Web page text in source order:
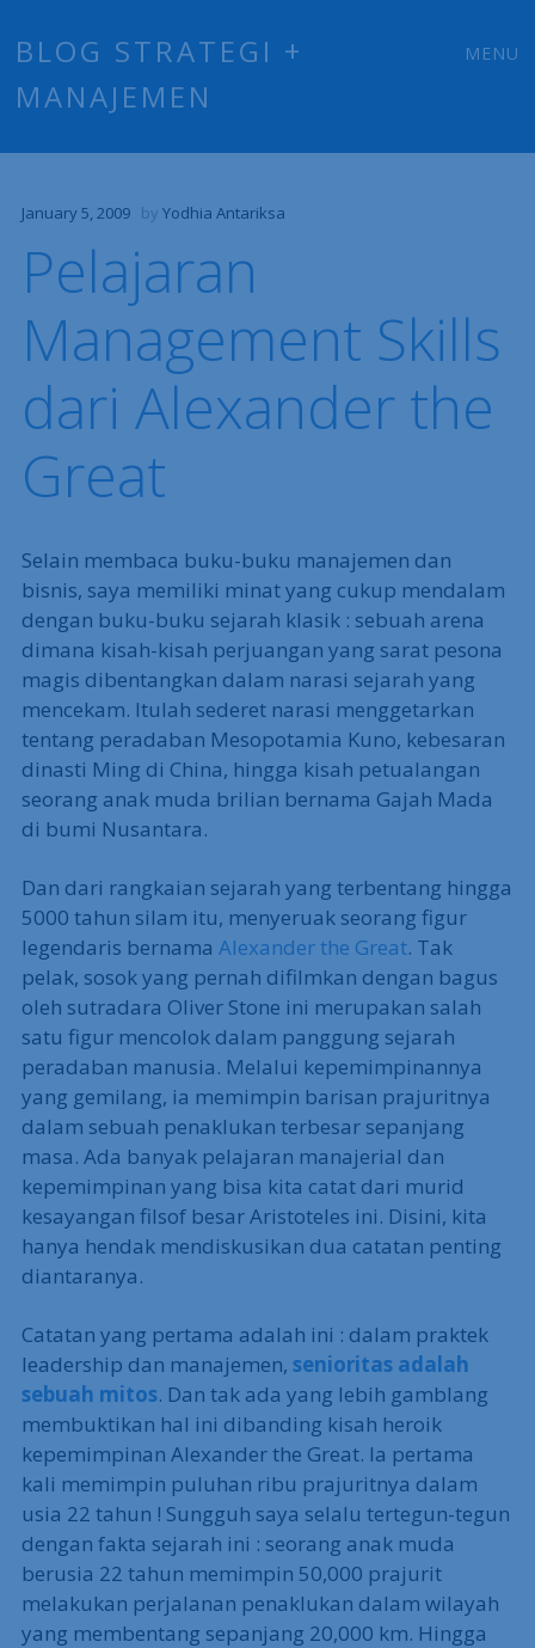
BLOG STRATEGI +
MANAJEMEN
MENU
January 5, 2009 by Yodhia Antariksa
Pelajaran
Management Skills
dari Alexander the
Great
Selain membaca buku-buku manajemen dan
bisnis, saya memiliki minat yang cukup mendalam
dengan buku-buku sejarah klasik : sebuah arena
dimana kisah-kisah perjuangan yang sarat pesona
magis dibentangkan dalam narasi sejarah yang
mencekam. Itulah sederet narasi menggetarkan
tentang peradaban Mesopotamia Kuno, kebesaran
dinasti Ming di China, hingga kisah petualangan
seorang anak muda brilian bernama Gajah Mada
di bumi Nusantara.
Dan dari rangkaian sejarah yang terbentang hingga
5000 tahun silam itu, menyeruak seorang figur
legendaris bernama Alexander the Great. Tak
pelak, sosok yang pernah difilmkan dengan bagus
oleh sutradara Oliver Stone ini merupakan salah
satu figur mencolok dalam panggung sejarah
peradaban manusia. Melalui kepemimpinannya
yang gemilang, ia memimpin barisan prajuritnya
dalam sebuah penaklukan terbesar sepanjang
masa. Ada banyak pelajaran manajerial dan
kepemimpinan yang bisa kita catat dari murid
kesayangan filsof besar Aristoteles ini. Disini, kita
hanya hendak mendiskusikan dua catatan penting
diantaranya.
Catatan yang pertama adalah ini : dalam praktek
leadership dan manajemen, senioritas adalah
sebuah mitos. Dan tak ada yang lebih gamblang
membuktikan hal ini dibanding kisah heroik
kepemimpinan Alexander the Great. Ia pertama
kali memimpin puluhan ribu prajuritnya dalam
usia 22 tahun ! Sungguh saya selalu tertegun-tegun
dengan fakta sejarah ini : seorang anak muda
berusia 22 tahun memimpin 50,000 prajurit
melakukan perjalanan penaklukan dalam wilayah
yang membentang sepanjang 20,000 km. Hingga